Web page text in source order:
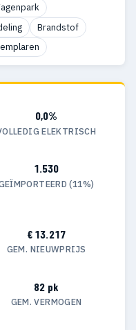
Brandstof
0,0%
ELEKTRISCH
1.530
(11%)
€ 13.217
GEM. NIEUWPRIJS
82 pk
GEM. VERMOGEN